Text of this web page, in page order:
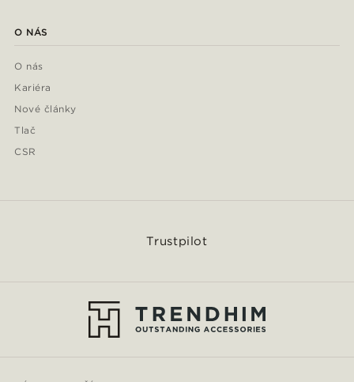
O NÁS
O nás
Kariéra
Nové články
Tlač
CSR
Trustpilot